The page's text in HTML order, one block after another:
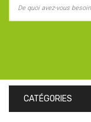
CATÉGORIES